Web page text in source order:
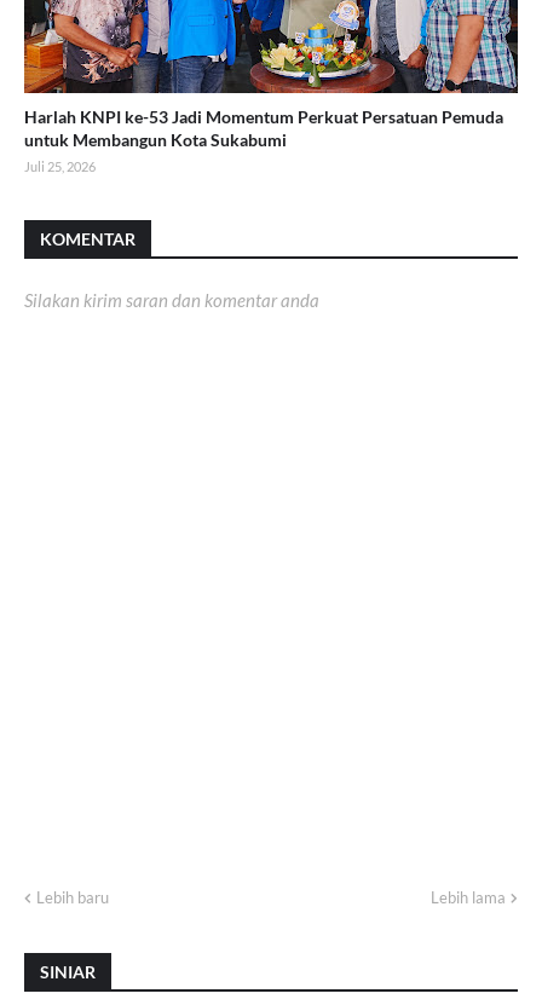
Harlah KNPI ke-53 Jadi Momentum Perkuat Persatuan Pemuda
untuk Membangun Kota Sukabumi
Juli 25, 2026
KOMENTAR
Silakan kirim saran dan komentar anda
Lebih baru Lebih lama
SINIAR